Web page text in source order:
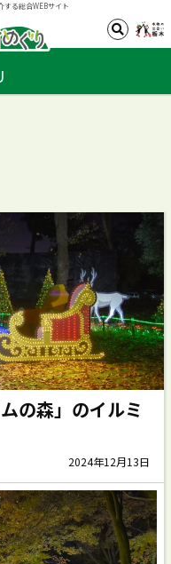
する総合WEBサイト
の森」のイルミ
2024年12月13日